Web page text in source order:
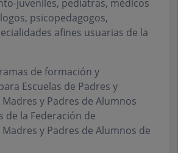
juveniles, pediatras, médicos
psicopedagogos,
afines usuarias de la
de formación y
Escuelas de Padres y
y Padres de Alumnos
de la Federación de
y Padres de Alumnos de